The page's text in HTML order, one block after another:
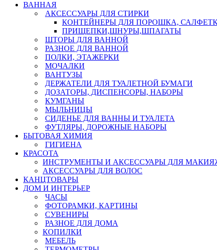
ВАННАЯ
АКСЕССУАРЫ ДЛЯ СТИРКИ
КОНТЕЙНЕРЫ ДЛЯ ПОРОШКА,
ПРИЩЕПКИ,ШНУРЫ,ШПАГАТЫ
ШТОРЫ ДЛЯ ВАННОЙ
РАЗНОЕ ДЛЯ ВАННОЙ
ПОЛКИ, ЭТАЖЕРКИ
МОЧАЛКИ
ВАНТУЗЫ
ДЕРЖАТЕЛИ ДЛЯ ТУАЛЕТНОЙ БУМАГИ
ДОЗАТОРЫ, ДИСПЕНСОРЫ, НАБОРЫ
КУМГАНЫ
МЫЛЬНИЦЫ
СИДЕНЬЕ ДЛЯ ВАННЫ И ТУАЛЕТА
ФУТЛЯРЫ, ДОРОЖНЫЕ НАБОРЫ
БЫТОВАЯ ХИМИЯ
ГИГИЕНА
КРАСОТА
ИНСТРУМЕНТЫ И АКСЕССУАРЫ ДЛЯ
АКСЕССУАРЫ ДЛЯ ВОЛОС
КАНЦТОВАРЫ
ДОМ И ИНТЕРЬЕР
ЧАСЫ
ФОТОРАМКИ, КАРТИНЫ
СУВЕНИРЫ
РАЗНОЕ ДЛЯ ДОМА
КОПИЛКИ
МЕБЕЛЬ